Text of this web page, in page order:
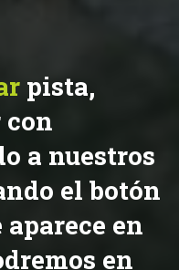
pista,
con
a nuestros
el botón
aparece en
en